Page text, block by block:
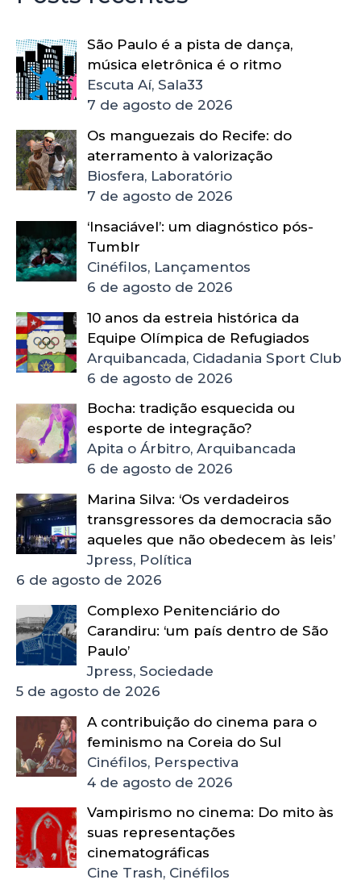
São Paulo é a pista de dança,
música eletrônica é o ritmo
Escuta Aí, Sala33
7 de agosto de 2026
Os manguezais do Recife: do
aterramento à valorização
Biosfera, Laboratório
7 de agosto de 2026
‘Insaciável’: um diagnóstico pós-
Tumblr
Cinéfilos, Lançamentos
6 de agosto de 2026
10 anos da estreia histórica da
Equipe Olímpica de Refugiados
Arquibancada, Cidadania Sport Club
6 de agosto de 2026
Bocha: tradição esquecida ou
esporte de integração?
Apita o Árbitro, Arquibancada
6 de agosto de 2026
Marina Silva: ‘Os verdadeiros
transgressores da democracia são
aqueles que não obedecem às leis’
Jpress, Política
6 de agosto de 2026
Complexo Penitenciário do
Carandiru: ‘um país dentro de São
Paulo’
Jpress, Sociedade
5 de agosto de 2026
A contribuição do cinema para o
feminismo na Coreia do Sul
Cinéfilos, Perspectiva
4 de agosto de 2026
Vampirismo no cinema: Do mito às
suas representações
cinematográficas
Cine Trash, Cinéfilos